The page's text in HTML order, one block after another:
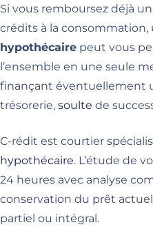
Si vous remboursez déjà
crédits à la consommation,
hypothécaire peut vous
l’ensemble en une seule
finançant éventuellement
trésorerie, soulte de
C-rédit est courtier
hypothécaire. L’étude de
24 heures avec analyse
conservation du prêt
partiel ou intégral.